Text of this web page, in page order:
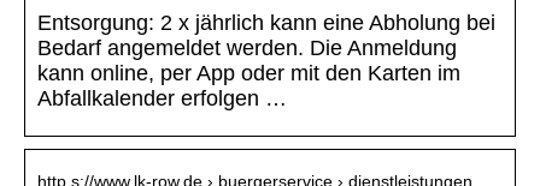
Entsorgung: 2 x jährlich kann eine Abholung bei
Bedarf angemeldet werden. Die Anmeldung
kann online, per App oder mit den Karten im
Abfallkalender erfolgen …
http s://www.lk-row.de › buergerservice › dienstleistungen